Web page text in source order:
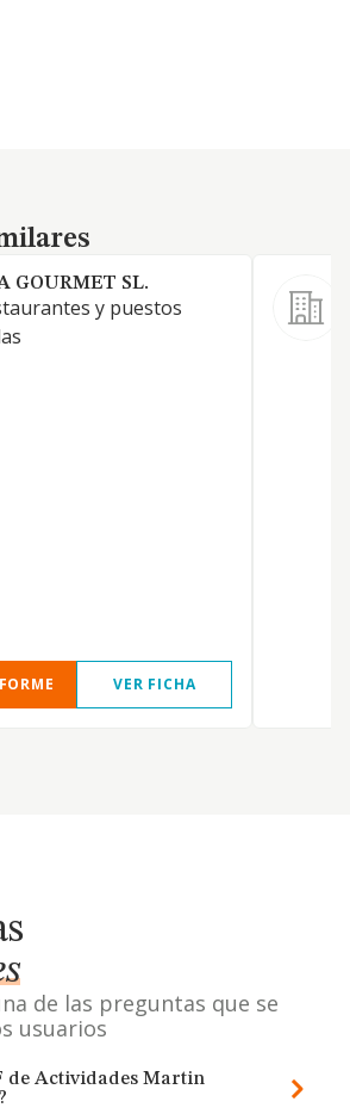
GOURMET SL.
y puestos
VER FICHA
de las preguntas que se
usuarios
de Actividades Martin